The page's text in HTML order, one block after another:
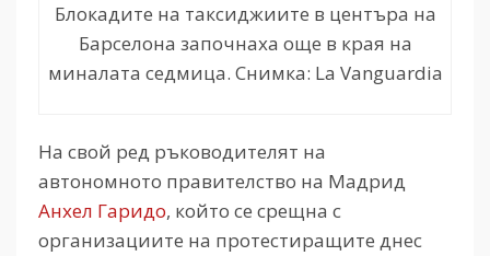
Блокадите на таксиджиите в центъра на
Барселона започнаха още в края на
миналата седмица. Снимка: La Vanguardia
На свой ред ръководителят на
автономното правителство на Мадрид
Анхел Гаридо, който се срещна с
организациите на протестиращите днес